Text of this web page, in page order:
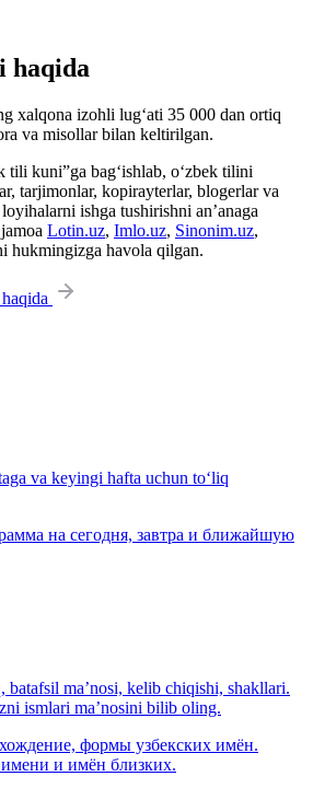
haqida
xalqona izohli lug‘ati 35 000 dan ortiq
va misollar bilan keltirilgan.
tili kuni”ga bag‘ishlab, o‘zbek tilini
tarjimonlar, kopirayterlar, blogerlar va
ishga tushirishni an’anaga
Lotin.uz, Imlo.uz, Sinonim.uz,
hukmingizga havola qilgan.
va keyingi hafta uchun to‘liq
на сегодня, завтра и ближайшую
batafsil ma’nosi, kelib chiqishi, shakllari.
ismlari ma’nosini bilib oling.
формы узбекских имён.
и имён близких.